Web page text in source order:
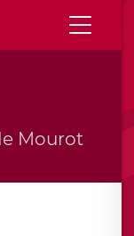
Mourot